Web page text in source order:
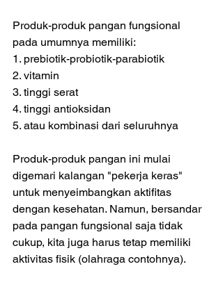
Produk-produk pangan fungsional
pada umumnya memiliki:
1. prebiotik-probiotik-parabiotik
2. vitamin
3. tinggi serat
4. tinggi antioksidan
5. atau kombinasi dari seluruhnya
Produk-produk pangan ini mulai
digemari kalangan "pekerja keras"
untuk menyeimbangkan aktifitas
dengan kesehatan. Namun, bersandar
pada pangan fungsional saja tidak
cukup, kita juga harus tetap memiliki
aktivitas fisik (olahraga contohnya).